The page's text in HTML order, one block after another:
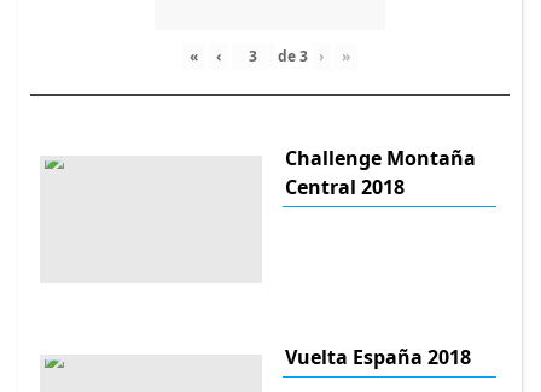
« ‹ de3 › »
Challenge Montaña
Central 2018
Vuelta España 2018